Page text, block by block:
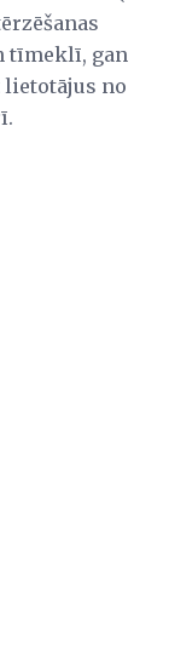
tīmeklī, gan
lietotājus no